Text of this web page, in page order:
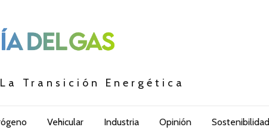
Transición Energética
Vehicular Industria Opinión Sostenibilidad